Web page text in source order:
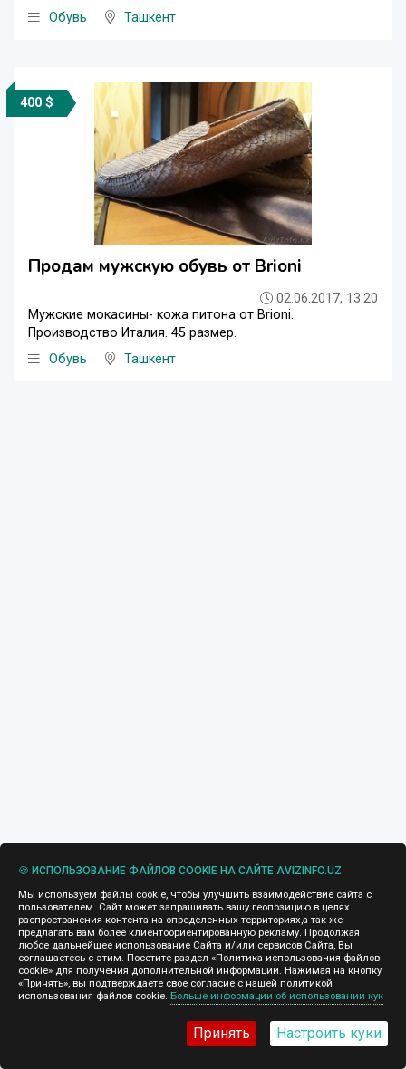
Обувь
Ташкент
400 $
Продам мужскую обувь от Brioni
02.06.2017, 13:20
Мужские мокасины- кожа питона от Brioni.
Производство Италия. 45 размер.
Обувь
Ташкент
🍪 ИСПОЛЬЗОВАНИЕ ФАЙЛОВ COOKIE НА САЙТЕ AVIZINFO.UZ
Мы используем файлы cookie, чтобы улучшить взаимодействие сайта с
пользователем. Сайт может запрашивать вашу геопозицию в целях
распространения контента на определенных территориях,а так же
предлагать вам более клиентоориентированную рекламу. Продолжая
любое дальнейшее использование Сайта и/или сервисов Сайта, Вы
соглашаетесь с этим. Посетите раздел «Политика использования файлов
cookie» для получения дополнительной информации. Нажимая на кнопку
«Принять», вы подтверждаете свое согласие с нашей политикой
использования файлов cookie. Больше информации об использовании кук
Принять Настроить куки